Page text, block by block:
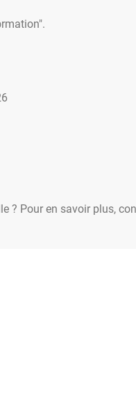
? Pour en savoir plus,